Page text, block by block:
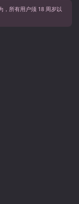
，所有用户须 18 周岁以